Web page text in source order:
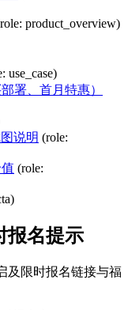
product_overview)
use_case)
署、首月特惠）
说明 (role:
(role:
报名提示
及限时报名链接与福